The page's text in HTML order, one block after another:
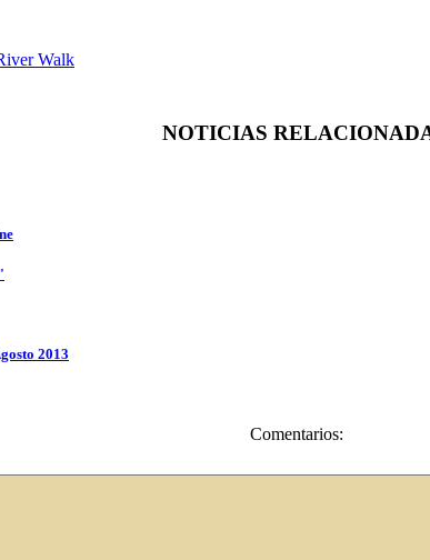
Walk
NOTICIAS
2013
Comentarios: